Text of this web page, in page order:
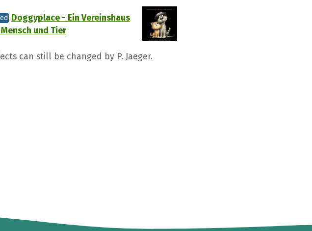
Doggyplace - Ein Vereinshaus
und Tier
can still be changed by P. Jaeger.